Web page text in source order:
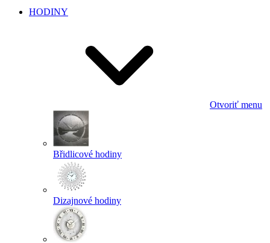
HODINY
Otvoriť menu
Břidlicové hodiny
Dizajnové hodiny